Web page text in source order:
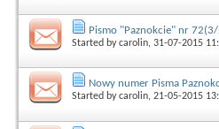
Pismo "Paznokcie" nr
Started bycarolin, 31-07-2015
Nowy numer Pisma
Started bycarolin, 21-05-2015